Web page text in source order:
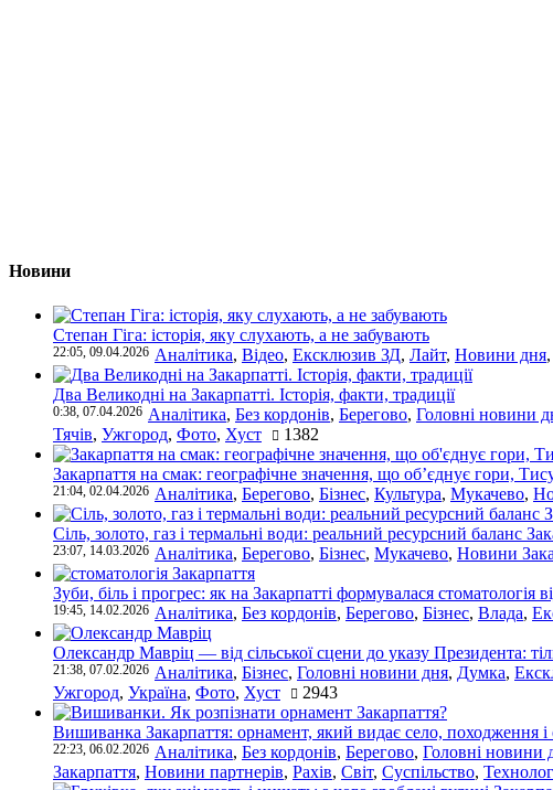
Новини
Степан Гіга: історія, яку слухають, а не забувають
22:05, 09.04.2026 Аналітика, Відео, Ексклюзив ЗД, Лайт, Новини дня,
Два Великодні на Закарпатті. Історія, факти, традиції
0:38, 07.04.2026 Аналітика, Без кордонів, Берегово, Головні новини
Тячів, Ужгород, Фото, Хуст 1382
Закарпаття на смак: географічне значення, що об’єднує гори,
21:04, 02.04.2026 Аналітика, Берегово, Бізнес, Культура, Мукачево,
Сіль, золото, газ і термальні води: реальний ресурсний баланс
23:07, 14.03.2026 Аналітика, Берегово, Бізнес, Мукачево, Новини
Зуби, біль і прогрес: як на Закарпатті формувалася стоматологія
19:45, 14.02.2026 Аналітика, Без кордонів, Берегово, Бізнес, Влада,
Олександр Мавріц — від сільської сцени до указу Президента:
21:38, 07.02.2026 Аналітика, Бізнес, Головні новини дня, Думка,
Ужгород, Україна, Фото, Хуст 2943
Вишиванка Закарпаття: орнамент, який видає село, походження і
22:23, 06.02.2026 Аналітика, Без кордонів, Берегово, Головні новини
Закарпаття, Новини партнерів, Рахів, Світ, Суспільство,